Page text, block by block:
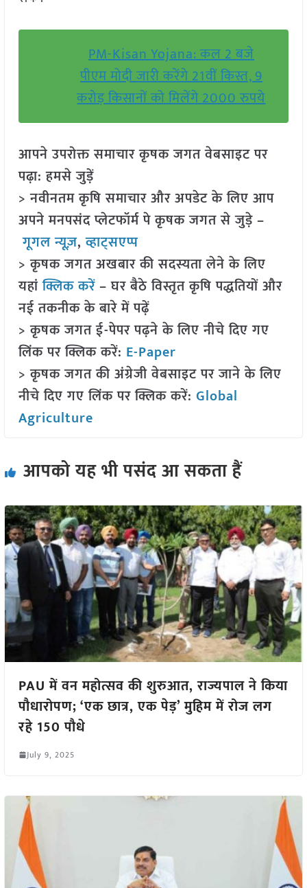
PM-Kisan Yojana: कल 2 बजे
पीएम मोदी जारी करेंगे 21वीं किस्त, 9
करोड़ किसानों को मिलेंगे 2000 रुपये
आपने उपरोक्त समाचार कृषक जगत वेबसाइट पर
पढ़ा: हमसे जुड़ें
> नवीनतम कृषि समाचार और अपडेट के लिए आप
अपने मनपसंद प्लेटफॉर्म पे कृषक जगत से जुड़े –
गूगल न्यूज़,व्हाट्सएप्प
> कृषक जगत अखबार की सदस्यता लेने के लिए
यहांक्लिक करें– घर बैठे विस्तृत कृषि पद्धतियों और
नई तकनीक के बारे में पढ़ें
> कृषक जगत ई-पेपर पढ़ने के लिए नीचे दिए गए
लिंक पर क्लिक करें: E-Paper
> कृषक जगत की अंग्रेजी वेबसाइट पर जाने के लिए
नीचे दिए गए लिंक पर क्लिक करें: Global
Agriculture
आपको यह भी पसंद आ सकता हैं
PAU में वन महोत्सव की शुरुआत, राज्यपाल ने किया
पौधारोपण; ‘एक छात्र, एक पेड़’ मुहिम में रोज लग
रहे 150 पौधे
July 9, 2025